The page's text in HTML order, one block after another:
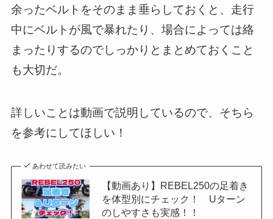
余ったベルトをそのまま垂らしておくと、走行
中にベルトが風で暴れたり、場合によっては絡
まったりするのでしっかりとまとめておくこと
も大切だ。
詳しいことは動画で説明しているので、そちら
を参考にしてほしい！
あわせて読みたい
【動画あり】REBEL250の足着き
を体型別にチェック！ Uターン
のしやすさも実感！！